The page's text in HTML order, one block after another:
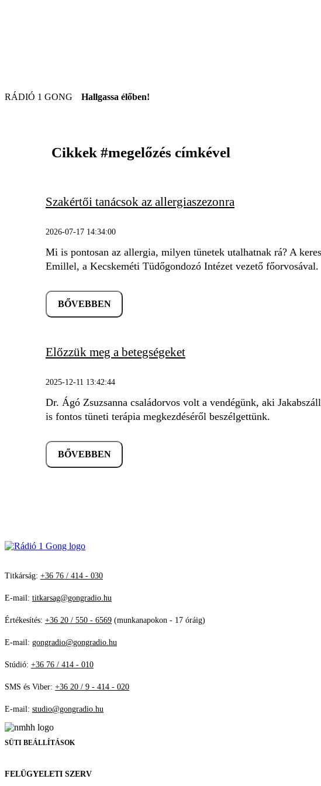
RÁDIÓ 1 GONG Hallgassa élőben!
Cikkek #megelőzés címkével
Szakértői tanácsok az allergiaszezonra
2026-07-17 14:34:00
Mi is pontosan az allergia, milyen tünetek utalhatnak rá? A
Emillel, a Kecskeméti Tüdőgondozó Intézet vezető főorvosával.
BŐVEBBEN
Előzzük meg a betegségeket
2025-12-11 13:42:44
Dr. Ágó Zsuzsanna családorvos volt a vendégünk, aki
is fontos tüneti terápia megkezdéséről beszélgettünk.
BŐVEBBEN
Titkárság: +36 76 / 414 - 030
E-mail: titkarsag@gongradio.hu
Értékesítés: +36 20 / 550 - 6569 (munkanapokon - 17 óráig)
E-mail: gongradio@gongradio.hu
Stúdió: +36 76 / 414 - 010
SMS és Viber: +36 20 / 9 - 414 - 020
E-mail: studio@gongradio.hu
SÜTI BEÁLLÍTÁSOK
FELÜGYELETI SZERV